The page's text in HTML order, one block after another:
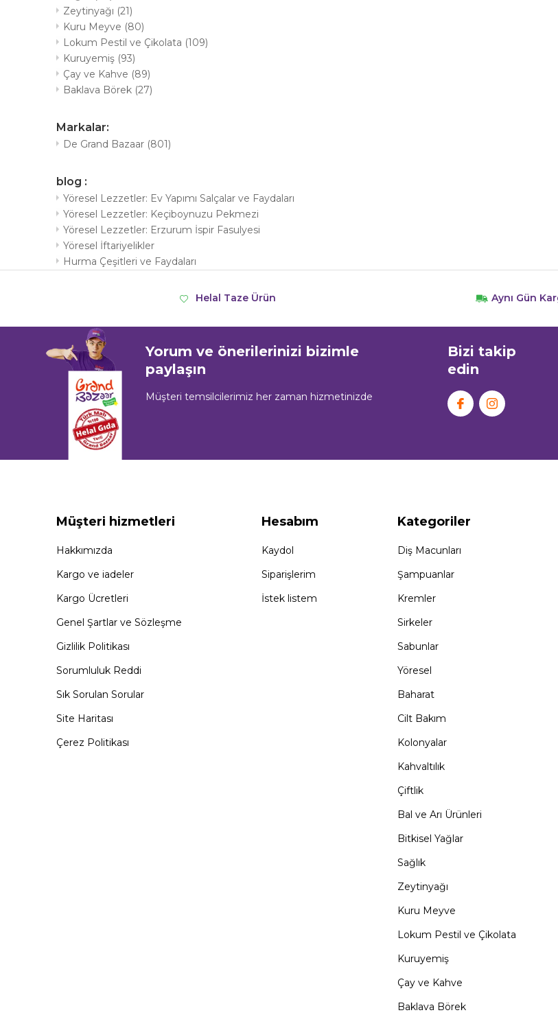
Zeytinyağı (21)
Kuru Meyve (80)
Lokum Pestil ve Çikolata (109)
Kuruyemiş (93)
Çay ve Kahve (89)
Baklava Börek (27)
Markalar:
De Grand Bazaar (801)
blog :
Yöresel Lezzetler: Ev Yapımı Salçalar ve Faydaları
Yöresel Lezzetler: Keçiboynuzu Pekmezi
Yöresel Lezzetler: Erzurum İspir Fasulyesi
Yöresel İftariyelikler
Hurma Çeşitleri ve Faydaları
Helal Taze Ürün Aynı Gün
Yorum ve önerilerinizi bizimle
paylaşın
Müşteri temsilcilerimiz her zaman hizmetinizde
Bizi takip
edin
Müşteri hizmetleri
Hakkımızda
Kargo ve iadeler
Kargo Ücretleri
Genel Şartlar ve Sözleşme
Gizlilik Politikası
Sorumluluk Reddi
Sık Sorulan Sorular
Site Haritası
Çerez Politikası
Hesabım
Kaydol
Siparişlerim
İstek listem
Kategoriler
Diş Macunları
Şampuanlar
Kremler
Sirkeler
Sabunlar
Yöresel
Baharat
Cilt Bakım
Kolonyalar
Kahvaltılık
Çiftlik
Bal ve Arı Ürünleri
Bitkisel Yağlar
Sağlık
Zeytinyağı
Kuru Meyve
Lokum Pestil ve Çikolata
Kuruyemiş
Çay ve Kahve
Baklava Börek